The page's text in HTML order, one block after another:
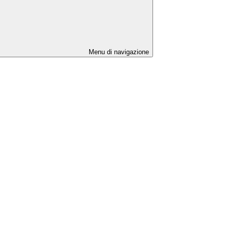
Menu di navigazione